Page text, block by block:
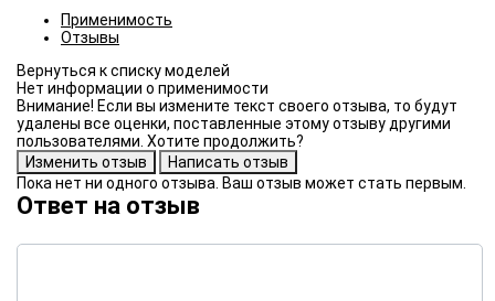
Применимость
Отзывы
Нет информации о применимости
Внимание! Если вы измените текст своего отзыва, то будут
удалены все оценки, поставленные этому отзыву другими
пользователями. Хотите продолжить?
Пока нет ни одного отзыва. Ваш отзыв может стать первым.
Ответ на отзыв